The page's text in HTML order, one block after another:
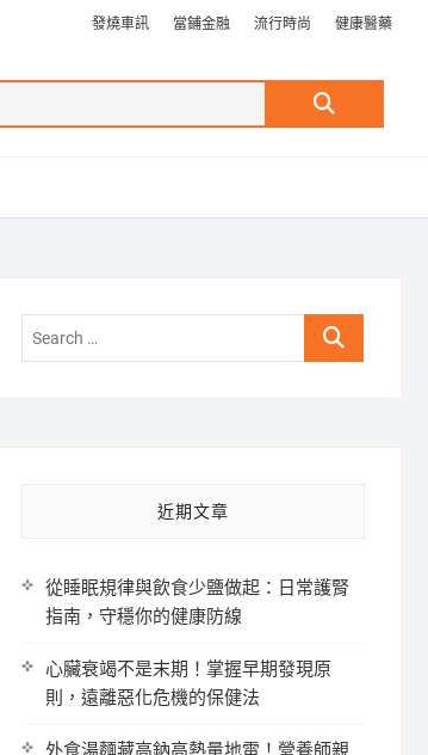
發燒車訊 當鋪金融 流行時尚 健康醫藥
Search
Search
近期文章
從睡眠規律與飲食少鹽做起：日常護腎
指南，守穩你的健康防線
心臟衰竭不是末期！掌握早期發現原
則，遠離惡化危機的保健法
外食湯麵藏高鈉高熱量地雷！營養師親